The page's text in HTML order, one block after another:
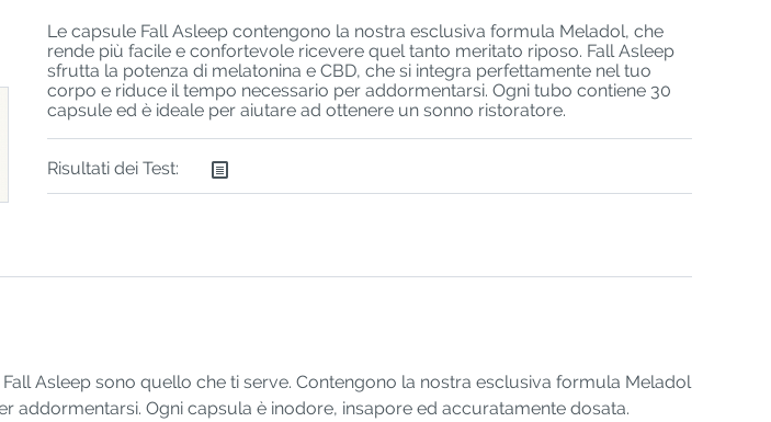
Le capsule Fall Asleep contengono la nostra esclusiva formula Meladol, che
rende più facile e confortevole ricevere quel tanto meritato riposo. Fall Asleep
sfrutta la potenza di melatonina e CBD, che si integra perfettamente nel tuo
corpo e riduce il tempo necessario per addormentarsi. Ogni tubo contiene 30
capsule ed è ideale per aiutare ad ottenere un sonno ristoratore.
Risultati dei Test:
Asleep sono quello che ti serve. Contengono la nostra esclusiva formula Meladol
Ogni capsula è inodore, insapore ed accuratamente dosata.